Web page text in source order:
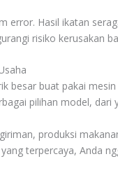
error. Hasil ikatan
risiko kerusakan
besar buat pakai
pilihan model,
produksi
terpercaya, Anda